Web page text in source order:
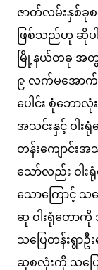
ဇာတ်လမ်းနှစ်ခု
ဖြစ်သည်ဟု ဆိုပ
မြို့နယ်တခု အတွင်
၉ လက်မအောက် က
ပေါင်း စုံဘော
အသင်းနှင့် ဝါး
တန်းကျောင်း
သော်လည်း ဝါ
သောကြောင့် သ
ဆု ဝါးရုံတော
သပြေတန်းရွာ
ဆုစလုံးကို သပြေ